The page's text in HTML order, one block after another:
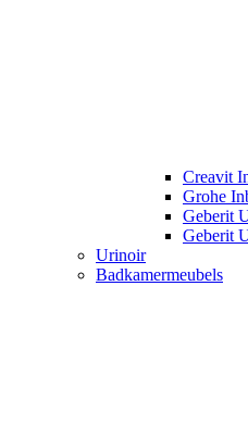
Creavit
Grohe
Geberit
Geberit
Urinoir
Badkamermeubels